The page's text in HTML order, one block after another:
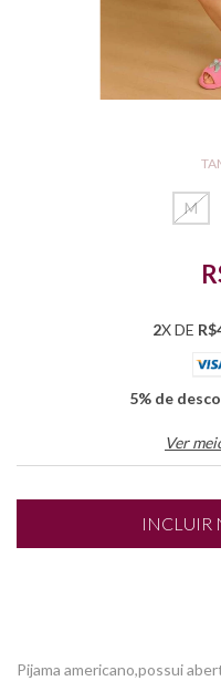
M
2X DE
5% de
Ver
Pijama americano,possui